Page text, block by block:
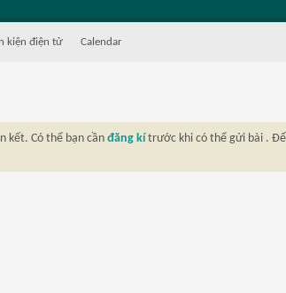
kiện điện tử Calendar
kết. Có thể bạn cần đăng kí trước khi có thể gửi bài .